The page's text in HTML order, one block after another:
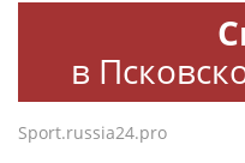
в
Sport.russia24.pro